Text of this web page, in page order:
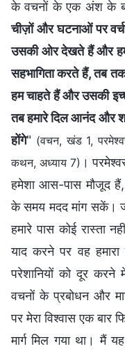
के वचनों के एक अंश के
चीज़ों और घटनाओं पर
उसकी ओर देखते हैं और
सहभागिता करते हैं, तब
हम चाहते हैं और उसकी
तब हमारे दिल आनंद और
होंगे" (वचन, खंड 1,
कथन, अध्याय 7) ।
हमेशा आस-पास मौजूद
के समय मदद मांग सकें।
हमारे पास कोई रास्ता
याद करने पर वह हमारा
परेशानियों को दूर करने
वचनों के प्रबोधन और
पर मेरा विश्वास एक
मार्ग मिल गया था। मैं